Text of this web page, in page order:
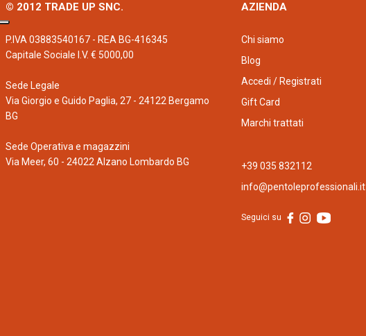
© 2012 TRADE UP SNC.
P.IVA 03883540167 - REA BG-416345
Capitale Sociale I.V. € 5000,00
Sede Legale
Via Giorgio e Guido Paglia, 27 - 24122 Bergamo
BG
Sede Operativa e magazzini
Via Meer, 60 - 24022 Alzano Lombardo BG
AZIENDA
Chi siamo
Blog
Accedi / Registrati
Gift Card
Marchi trattati
+39 035 832112
info@pentoleprofessionali.it
Seguici su